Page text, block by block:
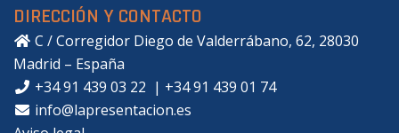
DIRECCIÓN Y CONTACTO
C / Corregidor Diego de Valderrábano, 62, 28030
Madrid – España
+34 91 439 03 22 | +34 91 439 01 74
info@lapresentacion.es